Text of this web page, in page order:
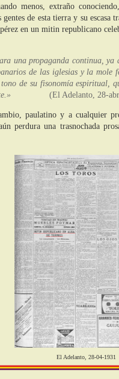
menos, extraño
de esta tierra y su escasa
en un mitin republicano
una propaganda continua, ya
de las iglesias y la mole
de su fisonomía espiritual,
cueste.» (El Adelanto, 28-
paulatino y a cualquier
perdura una trasnochada
Adelanto, 28-04-1931